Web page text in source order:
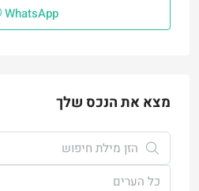
WhatsApp
מצא את הנכס שלך
כל הערים